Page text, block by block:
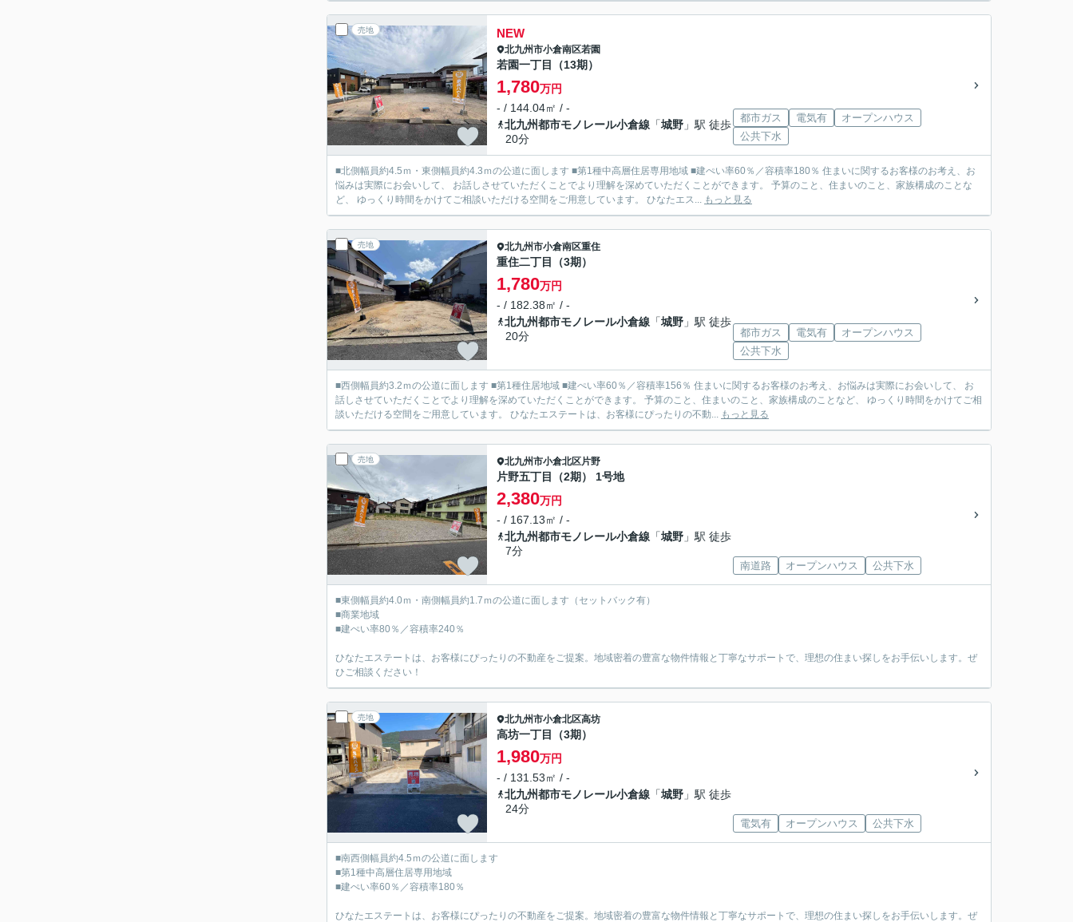
売地 NEW
北九州市小倉南区若園
若園一丁目（13期）
1,780万円
- / 144.04㎡ / -
北九州都市モノレール小倉線 「城野 」駅 徒歩
20分
都市ガス 電気有
オープンハウス
公共下水
■北側幅員約4.5ｍ・東側幅員約4.3ｍの公道に面します ■第1種中高層住居専用地域 ■建ぺい率60％／容積率180％ 住まいに関するお客様のお考え、お
悩みは実際にお会いして、 お話しさせていただくことでより理解を深めていただくことができます。 予算のこと、住まいのこと、家族構成のことな
ど、 ゆっくり時間をかけてご相談いただける空間をご用意しています。 ひなたエス... もっと見る
売地 北九州市小倉南区重住
重住二丁目（3期）
1,780万円
- / 182.38㎡ / -
北九州都市モノレール小倉線 「城野 」駅 徒歩
20分
都市ガス 電気有
オープンハウス
公共下水
■西側幅員約3.2ｍの公道に面します ■第1種住居地域 ■建ぺい率60％／容積率156％ 住まいに関するお客様のお考え、お悩みは実際にお会いして、 お
話しさせていただくことでより理解を深めていただくことができます。 予算のこと、住まいのこと、家族構成のことなど、 ゆっくり時間をかけてご相
談いただける空間をご用意しています。 ひなたエステートは、お客様にぴったりの不動... もっと見る
売地 北九州市小倉北区片野
片野五丁目（2期） 1号地
2,380万円
- / 167.13㎡ / -
北九州都市モノレール小倉線 「城野 」駅 徒歩
7分
南道路 オープンハウス 公共下水
■東側幅員約4.0ｍ・南側幅員約1.7ｍの公道に面します（セットバック有）
■商業地域
■建ぺい率80％／容積率240％
ひなたエステートは、お客様にぴったりの不動産をご提案。地域密着の豊富な物件情報と丁寧なサポートで、理想の住まい探しをお手伝いします。ぜ
ひご相談ください！
売地 北九州市小倉北区高坊
高坊一丁目（3期）
1,980万円
- / 131.53㎡ / -
北九州都市モノレール小倉線 「城野 」駅 徒歩
24分
電気有 オープンハウス 公共下水
■南西側幅員約4.5ｍの公道に面します
■第1種中高層住居専用地域
■建ぺい率60％／容積率180％
ひなたエステートは、お客様にぴったりの不動産をご提案。地域密着の豊富な物件情報と丁寧なサポートで、理想の住まい探しをお手伝いします。ぜ